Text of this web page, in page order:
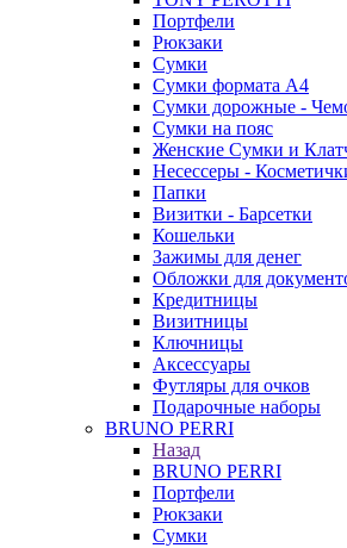
Портфели
Рюкзаки
Сумки
Сумки формата А4
Сумки дорожные -
Сумки на пояс
Женские Сумки и
Несессеры -
Папки
Визитки - Барсетки
Кошельки
Зажимы для денег
Обложки для
Кредитницы
Визитницы
Ключницы
Аксессуары
Футляры для очков
Подарочные наборы
BRUNO PERRI
Назад
BRUNO PERRI
Портфели
Рюкзаки
Сумки